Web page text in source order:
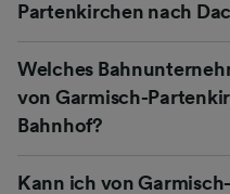
Partenkirchen nach
Welches
von Garmisch-
Bahnhof?
Kann ich von